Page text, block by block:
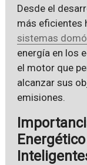
Desde el
más eficientes
sistemas
energía en los
el motor que
alcanzar sus
emisiones.